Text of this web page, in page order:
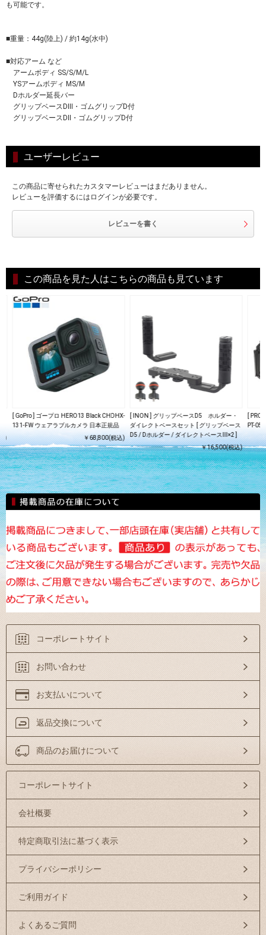
も可能です。
■重量：44g(陸上) / 約14g(水中)
■対応アーム など
アームボディ SS/S/M/L
YSアームボディ MS/M
Dホルダー延長バー
グリップベースDIII・ゴムグリップD付
グリップベースDII・ゴムグリップD付
ユーザーレビュー
この商品に寄せられたカスタマーレビューはまだありません。
レビューを評価するにはログインが必要です。
レビューを書く
この商品を見た人はこちらの商品も見ています
)
[ GoPro ] ゴープロ HERO13 Black CHDHX-
131-FW ウェアラブルカメラ 日本正規品
￥68,800(税込)
[ INON ] グリップベースD5 ホルダー・
ダイレクトベースセット [ グリップベース
D5 / Dホルダー / ダイレクトベースIII×2 ]
￥16,500(税込)
[
PT-059
コーポレートサイト
お問い合わせ
お支払いについて
返品交換について
商品のお届けについて
コーポレートサイト
会社概要
特定商取引法に基づく表示
プライバシーポリシー
ご利用ガイド
よくあるご質問